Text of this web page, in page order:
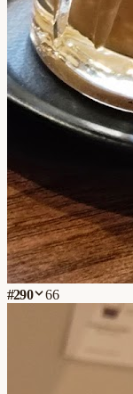
#290 66